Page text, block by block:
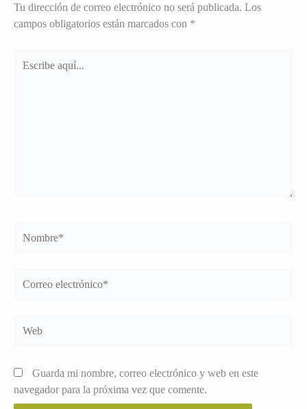
Tu dirección de correo electrónico no será publicada. Los
campos obligatorios están marcados con *
aquí...
electrónico*
Guarda mi nombre, correo electrónico y web en este
navegador para la próxima vez que comente.